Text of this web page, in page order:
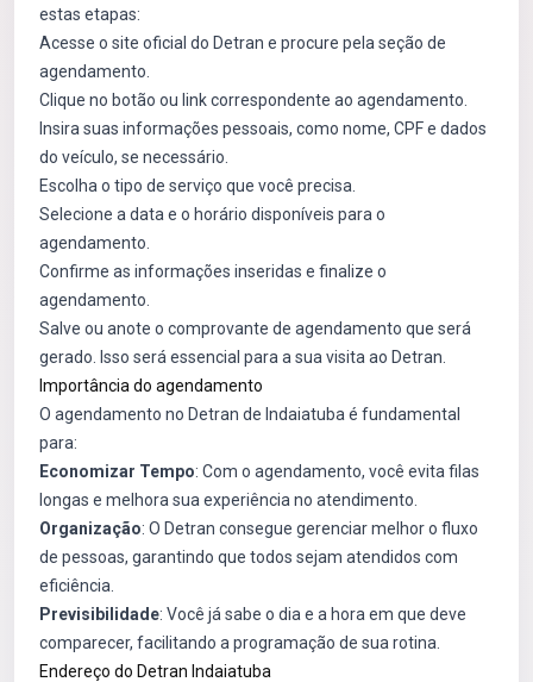
estas etapas:
Acesse o site oficial do Detran e procure pela seção de
agendamento.
Clique no botão ou link correspondente ao agendamento.
Insira suas informações pessoais, como nome, CPF e dados
do veículo, se necessário.
Escolha o tipo de serviço que você precisa.
Selecione a data e o horário disponíveis para o
agendamento.
Confirme as informações inseridas e finalize o
agendamento.
Salve ou anote o comprovante de agendamento que será
gerado. Isso será essencial para a sua visita ao Detran.
Importância do agendamento
O agendamento no Detran de Indaiatuba é fundamental
para:
Economizar Tempo: Com o agendamento, você evita filas
longas e melhora sua experiência no atendimento.
Organização: O Detran consegue gerenciar melhor o fluxo
de pessoas, garantindo que todos sejam atendidos com
eficiência.
Previsibilidade: Você já sabe o dia e a hora em que deve
comparecer, facilitando a programação de sua rotina.
Endereço do Detran Indaiatuba